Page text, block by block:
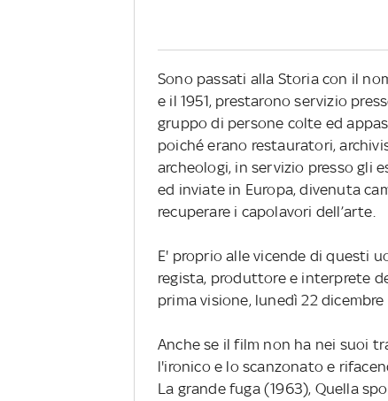
Sono passati alla Storia con il
e il 1951, prestarono servizio
gruppo di persone colte ed
poiché erano restauratori,
archeologi, in servizio presso gli
ed inviate in Europa, divenuta
recuperare i capolavori dell’arte.
E' proprio alle vicende di questi
regista, produttore e interprete
prima visione, lunedì 22 dicembre
Anche se il film non ha nei suoi
l'ironico e lo scanzonato e
La grande fuga (1963), Quella